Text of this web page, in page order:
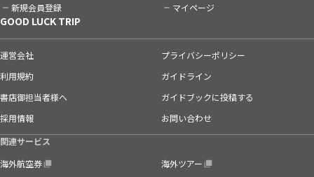
新規会員登録 マイページ
GOOD LUCK TRIP
運営会社
プライバシーポリシー
利用規約
ガイドライン
書店御担当者様へ
ガイドブックに投稿する
採用情報
お問い合わせ
関連サービス
海外航空券
海外ツアー